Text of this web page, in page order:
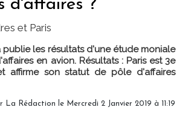
d'affaires ?
et Paris
publie les résultats d'une étude moniale
en avion. Résultats : Paris est 3e
affirme son statut de pôle d'affaires
La Rédaction le Mercredi 2 Janvier 2019 à 11:19